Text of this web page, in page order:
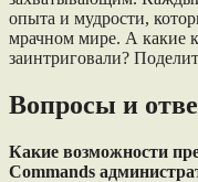
опыта и мудрости,
мрачном мире. А какие
заинтриговали?
Вопросы и
Какие возможности
Commands